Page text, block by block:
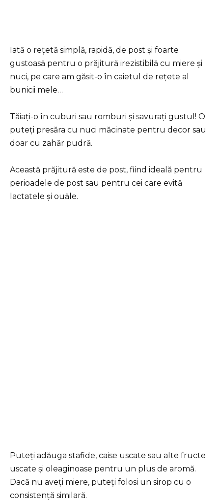
Iată o rețetă simplă, rapidă, de post și foarte
gustoasă pentru o prăjitură irezistibilă cu miere și
nuci, pe care am găsit-o în caietul de rețete al
bunicii mele…
Tăiați-o în cuburi sau romburi și savurați gustul! O
puteți presăra cu nuci măcinate pentru decor sau
doar cu zahăr pudră.
Această prăjitură este de post, fiind ideală pentru
perioadele de post sau pentru cei care evită
lactatele și ouăle.
Puteți adăuga stafide, caise uscate sau alte fructe
uscate și oleaginoase pentru un plus de aromă.
Dacă nu aveți miere, puteți folosi un sirop cu o
consistență similară.